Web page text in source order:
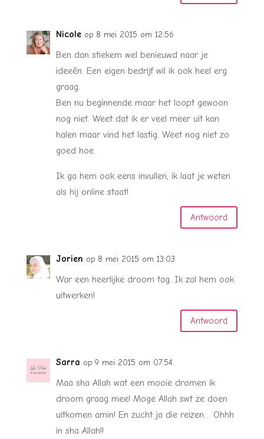
Nicole op 8 mei 2015 om 12:56
Ben dan stiekem wel benieuwd naar je
ideeën. Een eigen bedrijf wil ik ook heel erg
graag.
Ben nu beginnende maar het loopt gewoon
nog niet. Weet dat ik er veel meer uit kan
halen maar vind het lastig. Weet nog niet zo
goed hoe.
Ik ga hem ook eens invullen, ik laat je weten
als hij online staat!
Antwoord
Jorien op 8 mei 2015 om 13:03
War een heerlijke droom tag. Ik zal hem ook
uitwerken!
Antwoord
Sarra op 9 mei 2015 om 07:54
Maa sha Allah wat een mooie dromen ik
droom graag mee! Moge Allah swt ze doen
uitkomen amin! En zucht ja die reizen… Ohhh
in sha Allah!!